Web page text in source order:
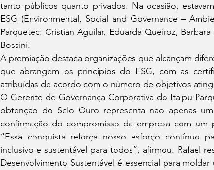
tanto públicos quanto privados. Na ocasião,
ESG (Environmental, Social and Governance –
Parquetec: Cristian Aguilar, Eduarda Queiroz,
Bossini.
A premiação destaca organizações que alcançam
que abrangem os princípios do ESG, com as
atribuídas de acordo com o número de objetivos
O Gerente de Governança Corporativa do Itaipu
obtenção do Selo Ouro representa não apenas
confirmação do compromisso da empresa com um
“Essa conquista reforça nosso esforço contínuo
inclusivo e sustentável para todos”, afirmou. Rafael
Desenvolvimento Sustentável é essencial para